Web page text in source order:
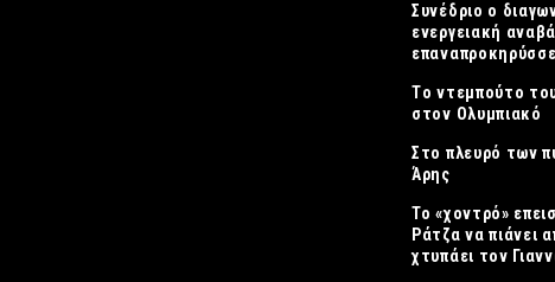
Συνέδριο ο
ενεργειακή
Tο ντεμπούτο
στον Ολυμπιακό
Στο πλευρό των
Άρης
Το «χοντρό»
Ράτζα να πιάνει
χτυπάει τον